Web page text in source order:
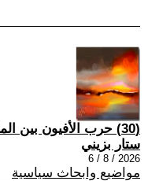
(30) حرب الأفيون بين الماضي و الحاضر
ستار بزيني
2026 / 8 / 6
مواضيع وابحاث سياسية